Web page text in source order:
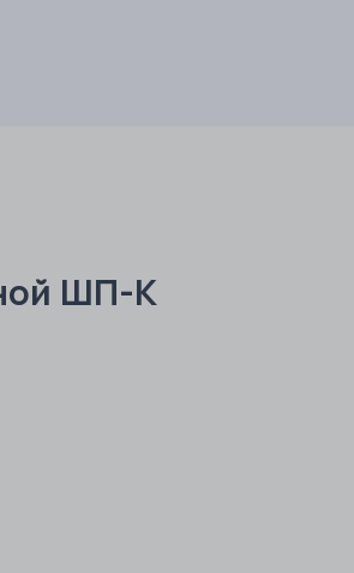
ШП-К